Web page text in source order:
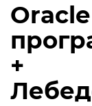
+